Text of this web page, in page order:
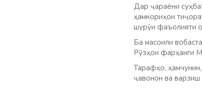
Дар ҷараёни
ҳамкориҳои
шурӯи фаъолияти
Ба масоили
Рӯзҳои фарҳанги
Тарафҳо,
ҷавонон ва